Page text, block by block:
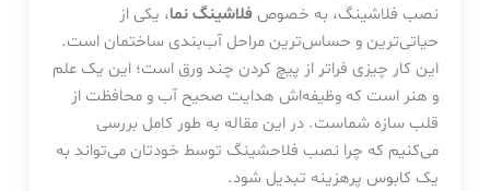
نصب فلاشینگ، به خصوص فلاشینگ نما، یکی از
حیاتی‌ترین و حساس‌ترین مراحل آب‌بندی ساختمان است.
این کار چیزی فراتر از پیچ کردن چند ورق است؛ این یک علم
و هنر است که وظیفه‌اش هدایت صحیح آب و محافظت از
قلب سازه شماست. در این مقاله به طور کامل بررسی
می‌کنیم که چرا نصب فلاحشینگ توسط خودتان می‌تواند به
یک کابوس پرهزینه تبدیل شود.